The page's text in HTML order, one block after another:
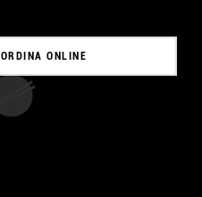
ORDINA ONLINE